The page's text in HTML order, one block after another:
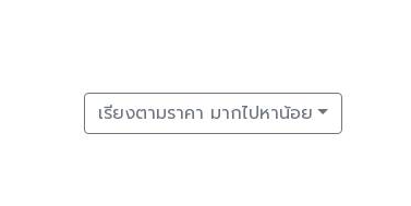
เรียงตามราคา มากไปหาน้อย